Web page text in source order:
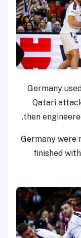
Germany
Qatari
then
Germany were
finished